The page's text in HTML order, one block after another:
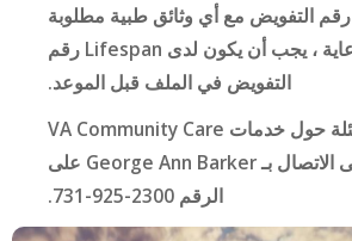
سيرسل VA رقم التفويض مع أي وثائق طبية مطلوبة
للمزود. لتلقي الرعاية ، يجب أن يكون لدى Lifespan رقم
التفويض في الملف قبل الموعد.
إذا كانت لديك أسئلة حول خدمات VA Community Care
Services ، فيرجى الاتصال بـ George Ann Barker على
الرقم 2300-925-731.